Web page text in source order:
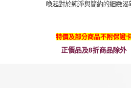
喚起對於純淨與簡約的細緻渴
特價及部分商品不附保證
正價品及8折商品除外